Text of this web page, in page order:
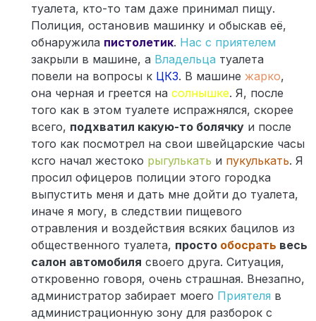
туалета, кто-то там даже принимал пищу.
Полиция, остановив машинку и обыскав её,
обнаружила пистолетик. Нас с приятелем
закрыли в машине, а Владельца туалета
повели на вопросы к ЦКЗ. В машине жарко,
она черная и греется на солнышке. Я, после
того как в этом туалете испражнялся, скорее
всего, подхватил какую-то болячку и после
того как посмотрел на свои швейцарские часы
ксго начал жестоко рыгулькать и пукулькать. Я
просил офицеров полиции этого городка
выпустить меня и дать мне дойти до туалета,
иначе я могу, в следствии пищевого
отравления и воздействия всяких бацилов из
общественного туалета, просто обосрать весь
салон автомобиля своего друга. Ситуация,
откровенно говоря, очень страшная. Внезапно,
администратор забирает моего Приятеля в
администрационную зону для разборок с